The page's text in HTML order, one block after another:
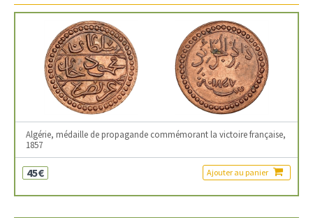
Algérie, médaille de propagande commémorant la victoire française,
1857
45€ Ajouter au panier